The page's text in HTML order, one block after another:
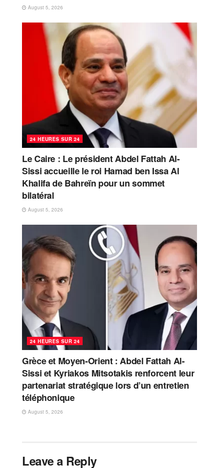
August 5, 2026
24 HEURES SUR 24
Le Caire : Le président Abdel Fattah Al-
Sissi accueille le roi Hamad ben Issa Al
Khalifa de Bahreïn pour un sommet
bilatéral
August 5, 2026
24 HEURES SUR 24
Grèce et Moyen-Orient : Abdel Fattah Al-
Sissi et Kyriakos Mitsotakis renforcent leur
partenariat stratégique lors d’un entretien
téléphonique
August 5, 2026
Leave a Reply